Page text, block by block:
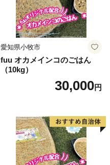
愛知県小牧市
fuu オカメインコのごはん
（10kg）
30,000円